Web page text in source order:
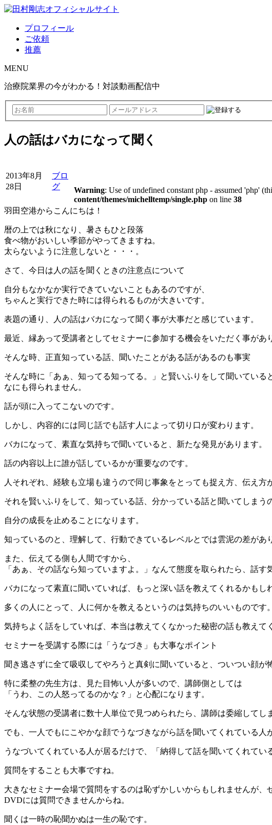
プロフィール
ご依頼
推薦
MENU
治療院業界の今がわかる！対談動画配信中
人の話はバカになって聞く
2013年8月
28日
ブロ
グ
Warning: Use of undefined constant php - assumed 'php'
content/themes/michelltemp/single.php on line 38
羽田空港からこんにちは！
暦の上では秋になり、暑さもひと段落
食べ物がおいしい季節がやってきますね。
太らないように注意しないと・・・。
さて、今日は人の話を聞くときの注意点について
自分もなかなか実行できていないこともあるのですが、
ちゃんと実行できた時には得られるものが大きいです。
表題の通り、人の話はバカになって聞く事が大事だと感じています。
最近、縁あって受講者としてセミナーに参加する機会をいただく事があ
そんな時、正直知っている話、聞いたことがある話があるのも事実
そんな時に「あぁ、知ってる知ってる。」と賢いふりをして聞いている
なにも得られません。
話が頭に入ってこないのです。
しかし、内容的には同じ話でも話す人によって切り口が変わります。
バカになって、素直な気持ちで聞いていると、新たな発見があります。
話の内容以上に誰が話しているかが重要なのです。
人それぞれ、経験も立場も違うので同じ事象をとっても捉え方、伝え方
それを賢いふりをして、知っている話、分かっている話と聞いてしまう
自分の成長を止めることになります。
知っているのと、理解して、行動できているレベルとでは雲泥の差があ
また、伝えてる側も人間ですから、
「あぁ、その話なら知っていますよ。」なんて態度を取られたら、話す
バカになって素直に聞いていれば、もっと深い話を教えてくれるかもし
多くの人にとって、人に何かを教えるというのは気持ちのいいものです。
気持ちよく話をしていれば、本当は教えてくなかった秘密の話も教えて
セミナーを受講する際には「うなづき」も大事なポイント
聞き逃さずに全て吸収してやろうと真剣に聞いていると、ついつい顔が
特に柔整の先生方は、見た目怖い人が多いので、講師側としては
「うわ、この人怒ってるのかな？」と心配になります。
そんな状態の受講者に数十人単位で見つめられたら、講師は委縮してし
でも、一人でもにこやかな顔でうなづきながら話を聞いてくれている人
うなづいてくれている人が居るだけで、「納得して話を聞いてくれてい
質問をすることも大事ですね。
大きなセミナー会場で質問をするのは恥ずかしいからもしれませんが
DVDには質問できませんからね。
聞くは一時の恥聞かぬは一生の恥です。